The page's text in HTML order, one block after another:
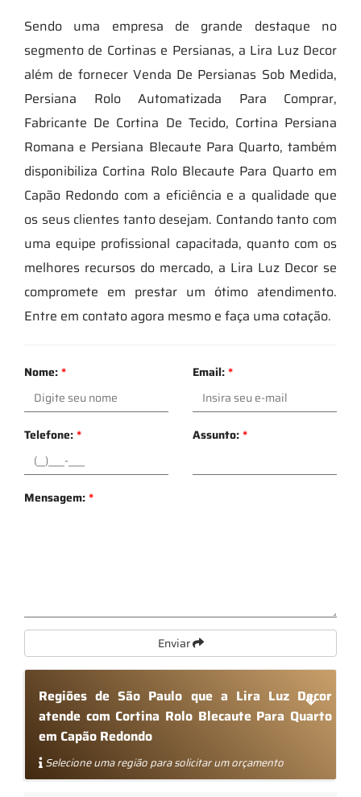
Sendo uma empresa de grande destaque no
segmento de Cortinas e Persianas, a Lira Luz Decor
além de fornecer Venda De Persianas Sob Medida,
Persiana Rolo Automatizada Para Comprar,
Fabricante De Cortina De Tecido, Cortina Persiana
Romana e Persiana Blecaute Para Quarto, também
disponibiliza Cortina Rolo Blecaute Para Quarto em
Capão Redondo com a eficiência e a qualidade que
os seus clientes tanto desejam. Contando tanto com
uma equipe profissional capacitada, quanto com os
melhores recursos do mercado, a Lira Luz Decor se
compromete em prestar um ótimo atendimento.
Entre em contato agora mesmo e faça uma cotação.
Nome:* Email:*
Telefone:* Assunto:*
Mensagem:*
Enviar
Regiões de São Paulo que a Lira Luz Decor
atende com Cortina Rolo Blecaute Para Quarto
em Capão Redondo
Selecione uma região para solicitar um orçamento